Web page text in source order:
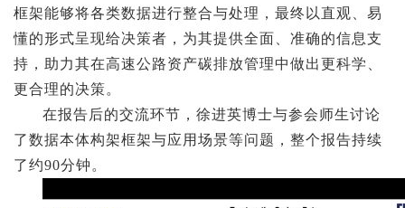
框架能够将各类数据进行整合与处理，最终以直观、易
懂的形式呈现给决策者，为其提供全面、准确的信息支
持，助力其在高速公路资产碳排放管理中做出更科学、
更合理的决策。
在报告后的交流环节，徐进英博士与参会师生讨论
了数据本体构架框架与应用场景等问题，整个报告持续
了约90分钟。